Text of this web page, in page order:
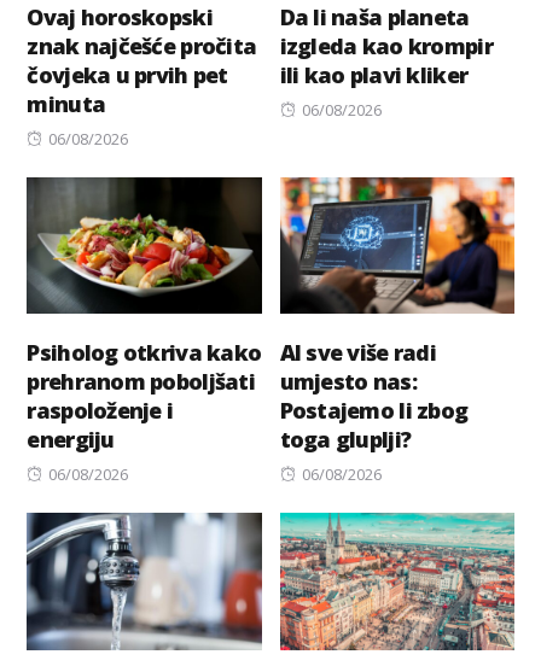
Ovaj horoskopski
znak najčešće pročita
čovjeka u prvih pet
minuta
Posted
06/08/2026
Da li naša planeta
izgleda kao krompir
ili kao plavi kliker
Posted
06/08/2026
Psiholog otkriva kako
prehranom poboljšati
raspoloženje i
energiju
Posted
06/08/2026
AI sve više radi
umjesto nas:
Postajemo li zbog
toga gluplji?
Posted
06/08/2026